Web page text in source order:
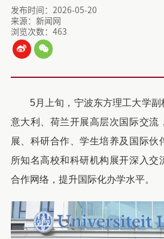
发布时间：2026-05-20
来源：新闻网
浏览次数： 463
5月上旬，宁波东方理工大学副
意大利、荷兰开展高层次国际交流
展、科研合作、学生培养及国际伙
所知名高校和科研机构展开深入交
合作网络，提升国际化办学水平。